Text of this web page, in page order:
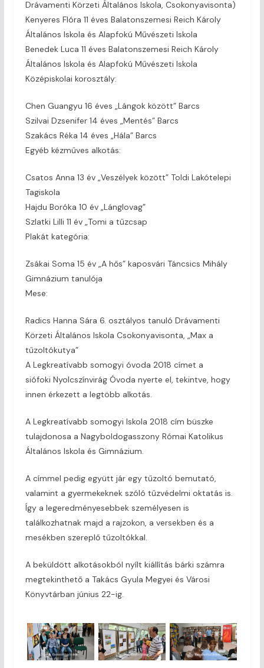
Drávamenti Körzeti Általános Iskola, Csokonyavisonta)
Kenyeres Flóra 11 éves Balatonszemesi Reich Károly
Általános Iskola és Alapfokú Művészeti Iskola
Benedek Luca 11 éves Balatonszemesi Reich Károly
Általános Iskola és Alapfokú Művészeti Iskola
Középiskolai korosztály:
Chen Guangyu 16 éves „Lángok között” Barcs
Szilvai Dzsenifer 14 éves „Mentés” Barcs
Szakács Réka 14 éves „Hála” Barcs
Egyéb kézműves alkotás:
Csatos Anna 13 év „Veszélyek között” Toldi Lakótelepi
Tagiskola
Hajdu Boróka 10 év „Lánglovag”
Szlatki Lilli 11 év „Tomi a tűzcsap
Plakát kategória:
Zsákai Soma 15 év „A hős” kaposvári Táncsics Mihály
Gimnázium tanulója
Mese:
Radics Hanna Sára 6. osztályos tanuló Drávamenti
Körzeti Általános Iskola Csokonyavisonta, „Max a
tűzoltókutya”
A Legkreatívabb somogyi óvoda 2018 címet a
siófoki Nyolcszínvirág Óvoda nyerte el, tekintve, hogy
innen érkezett a legtöbb alkotás.
A Legkreatívabb somogyi Iskola 2018 cím büszke
tulajdonosa a Nagyboldogasszony Római Katolikus
Általános Iskola és Gimnázium.
A címmel pedig együtt jár egy tűzoltó bemutató,
valamint a gyermekeknek szóló tűzvédelmi oktatás is.
Így a legeredményesebbek személyesen is
találkozhatnak majd a rajzokon, a versekben és a
mesékben szereplő tűzoltókkal.
A beküldött alkotásokból nyílt kiállítás bárki számra
megtekinthető a Takács Gyula Megyei és Városi
Könyvtárban június 22-ig.